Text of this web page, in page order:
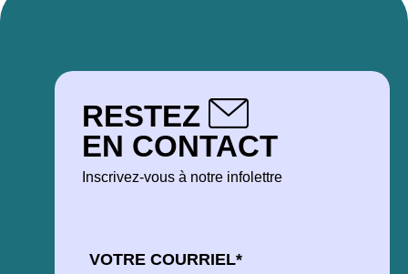
RESTEZ
EN CONTACT
Inscrivez-vous à notre infolettre
*